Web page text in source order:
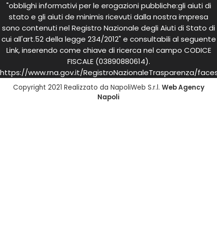
"obblighi informativi per le erogazioni pubbliche:gli aiuti di
stato e gli aiuti de minimis ricevuti dalla nostra impresa
sono contenuti nel Registro Nazionale degli Aiuti di Stato di
cui all'art.52 della legge 234/2012" e consultabili al seguente
Link, inserendo come chiave di ricerca nel campo CODICE
FISCALE (03890880614).
https://www.rna.gov.it/RegistroNazionaleTrasparenza/
Copyright 2021 Realizzato da NapoliWeb S.r.l. Web Agency
Napoli